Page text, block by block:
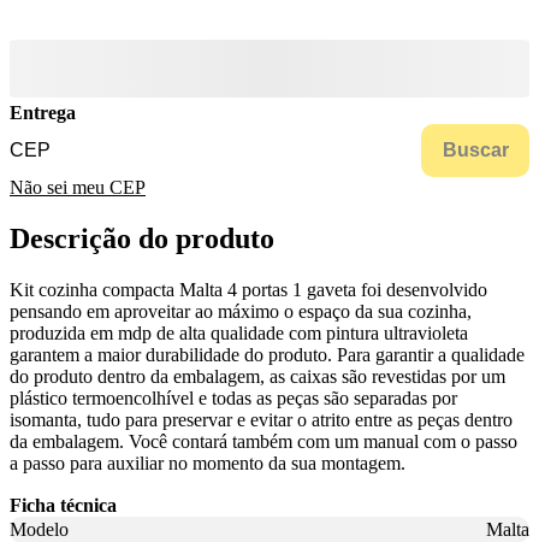
Entrega
Buscar
Não sei meu CEP
Descrição do produto
Kit cozinha compacta Malta 4 portas 1 gaveta foi desenvolvido
pensando em aproveitar ao máximo o espaço da sua cozinha,
produzida em mdp de alta qualidade com pintura ultravioleta
garantem a maior durabilidade do produto. Para garantir a qualidade
do produto dentro da embalagem, as caixas são revestidas por um
plástico termoencolhível e todas as peças são separadas por
isomanta, tudo para preservar e evitar o atrito entre as peças dentro
da embalagem. Você contará também com um manual com o passo
a passo para auxiliar no momento da sua montagem.
Ficha técnica
Modelo
Malta